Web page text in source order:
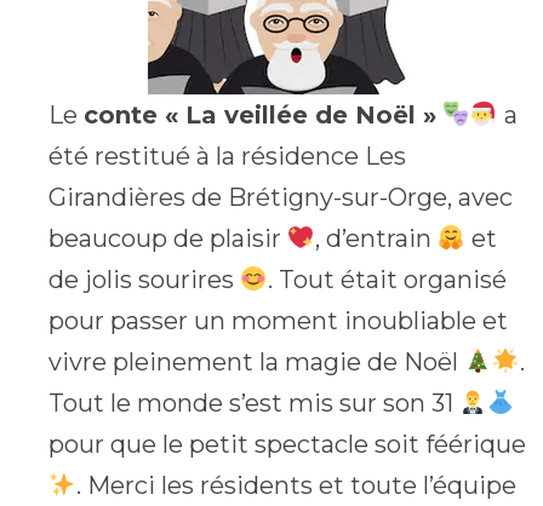
Le conte « La veillée de Noël »
a
été restitué à la résidence Les
Girandières de Brétigny-sur-Orge, avec
beaucoup de plaisir
, d’entrain
et
de jolis sourires
. Tout était organisé
pour passer un moment inoubliable et
vivre pleinement la magie de Noël
.
Tout le monde s’est mis sur son 31
pour que le petit spectacle soit féérique
. Merci les résidents et toute l’équipe